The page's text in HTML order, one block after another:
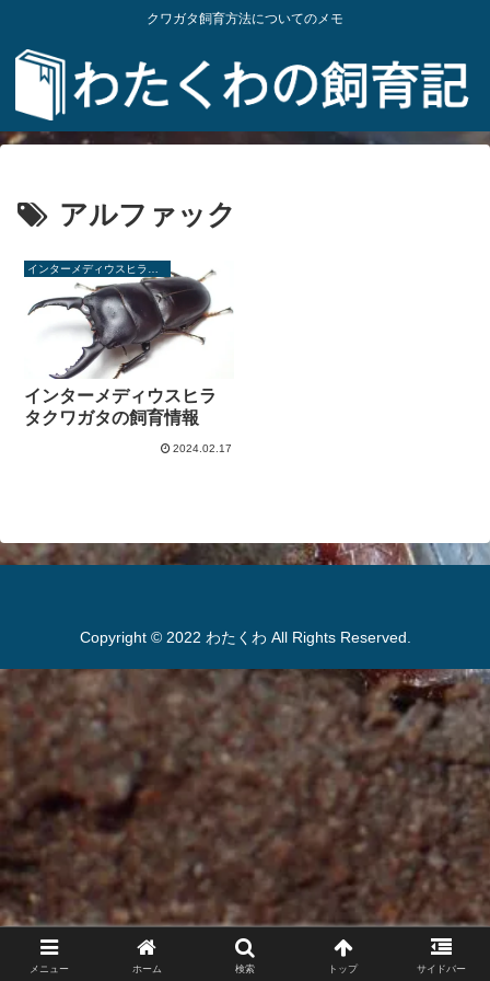
クワガタ飼育方法についてのメモ
アルファック
インターメディウスヒラタクワガタ
インターメディウスヒラ
タクワガタの飼育情報
2024.02.17
Copyright © 2022 わたくわ All Rights Reserved.
メニュー ホーム 検索 トップ サイドバー